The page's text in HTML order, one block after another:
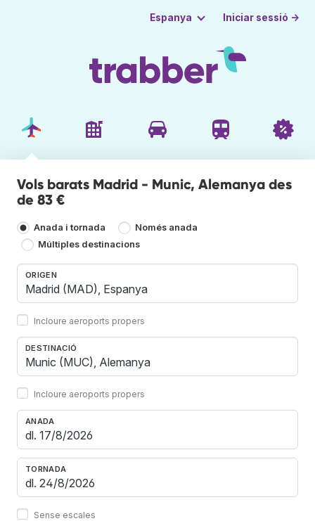
Espanya Iniciar sessió →
Vols barats Madrid - Munic, Alemanya des
de 83 €
Anada i tornada
Només anada
Múltiples destinacions
ORIGEN
Incloure aeroports propers
DESTINACIÓ
Incloure aeroports propers
ANADA
TORNADA
Sense escales